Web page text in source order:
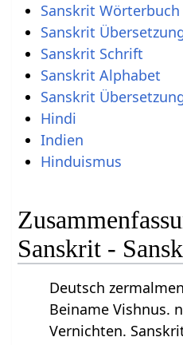
Sanskrit Wörterbuch
Sanskrit
Sanskrit Schrift
Sanskrit Alphabet
Sanskrit
Hindi
Indien
Hinduismus
Sanskrit -
Deutsch
Beiname Vishnus.
Vernichten.